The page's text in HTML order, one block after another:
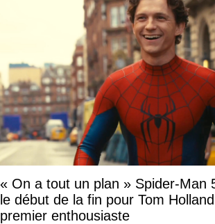
« On a tout un plan » Spider-Man
le début de la fin pour Tom Holland
premier enthousiaste